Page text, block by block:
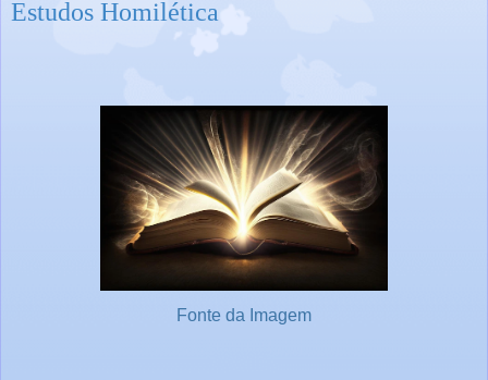
Estudos Homilética
Fonte da Imagem